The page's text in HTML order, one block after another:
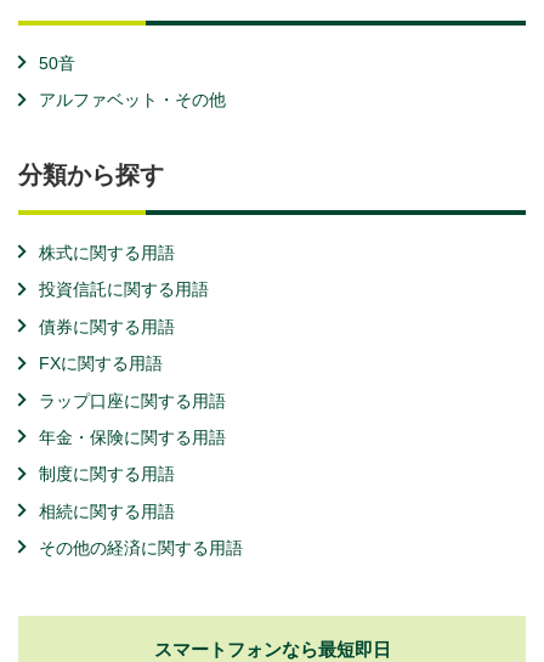
50音
アルファベット・その他
分類から探す
株式に関する用語
投資信託に関する用語
債券に関する用語
FXに関する用語
ラップ口座に関する用語
年金・保険に関する用語
制度に関する用語
相続に関する用語
その他の経済に関する用語
スマートフォンなら最短即日